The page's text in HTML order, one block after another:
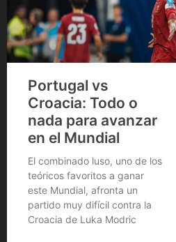
Portugal vs
Croacia: Todo o
nada para avanzar
en el Mundial
El combinado luso, uno de los
teóricos favoritos a ganar
este Mundial, afronta un
partido muy difícil contra la
Croacia de Luka Modric